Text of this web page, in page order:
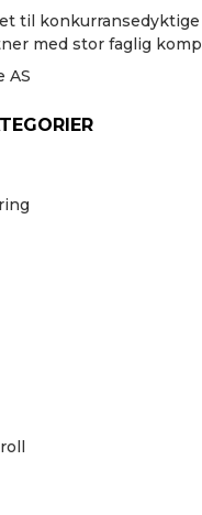
til
med stor faglig
AS